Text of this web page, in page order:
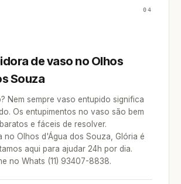
04
de vaso no Olhos
Souza
Nem sempre vaso entupido significa
Os entupimentos no vaso são bem
e fáceis de resolver.
no Olhos d'Água dos Souza, Glória é
aqui para ajudar 24h por dia.
no Whats (11) 93407-8838.